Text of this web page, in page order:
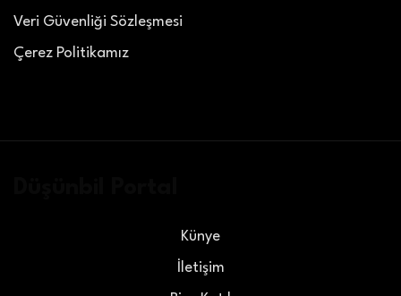
Veri Güvenliği Sözleşmesi
Çerez Politikamız
Künye
İletişim